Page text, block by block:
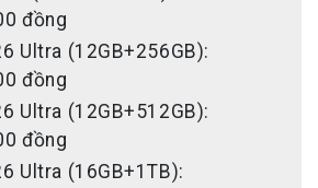
đồng
Ultra (12GB+256GB):
đồng
Ultra (12GB+512GB):
đồng
Ultra (16GB+1TB):